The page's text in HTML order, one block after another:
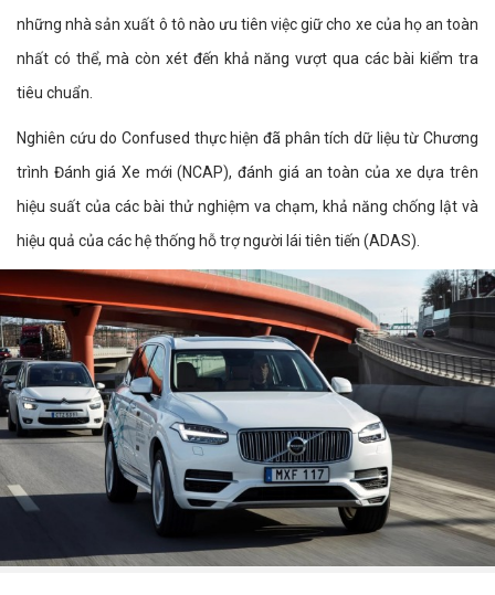
những nhà sản xuất ô tô nào ưu tiên việc giữ cho xe của họ an toàn
nhất có thể, mà còn xét đến khả năng vượt qua các bài kiểm tra
tiêu chuẩn.
Nghiên cứu do Confused thực hiện đã phân tích dữ liệu từ Chương
trình Đánh giá Xe mới (NCAP), đánh giá an toàn của xe dựa trên
hiệu suất của các bài thử nghiệm va chạm, khả năng chống lật và
hiệu quả của các hệ thống hỗ trợ người lái tiên tiến (ADAS).